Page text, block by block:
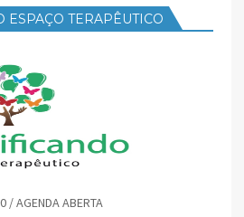
ESPAÇO TERAPÊUTICO
/ AGENDA ABERTA